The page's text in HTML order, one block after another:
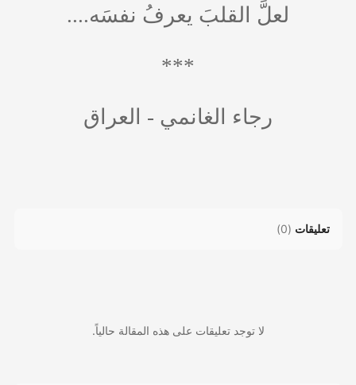
لعلَّ القلبَ يعرفُ نفسَه....
***
رجاء الغانمي - العراق
تعليقات (
0
)
لا توجد تعليقات على هذه المقالة حالياً.